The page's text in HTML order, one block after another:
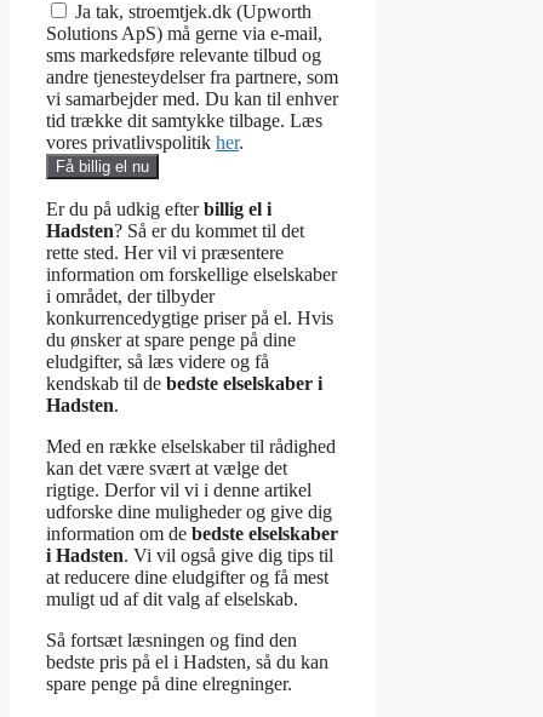
Ja tak, stroemtjek.dk (Upworth
Solutions ApS) må gerne via e-mail,
sms markedsføre relevante tilbud og
andre tjenesteydelser fra partnere, som
vi samarbejder med. Du kan til enhver
tid trække dit samtykke tilbage. Læs
vores privatlivspolitik her.
Få billig el nu
Er du på udkig efterbillig el i
Hadsten? Så er du kommet til det
rette sted. Her vil vi præsentere
information om forskellige elselskaber
i området, der tilbyder
konkurrencedygtige priser på el. Hvis
du ønsker at spare penge på dine
eludgifter, så læs videre og få
kendskab til de bedste elselskaber i
Hadsten.
Med en række elselskaber til rådighed
kan det være svært at vælge det
rigtige. Derfor vil vi i denne artikel
udforske dine muligheder og give dig
information om de bedste elselskaber
i Hadsten. Vi vil også give dig tips til
at reducere dine eludgifter og få mest
muligt ud af dit valg af elselskab.
Så fortsæt læsningen og find den
bedste pris på el i Hadsten, så du kan
spare penge på dine elregninger.